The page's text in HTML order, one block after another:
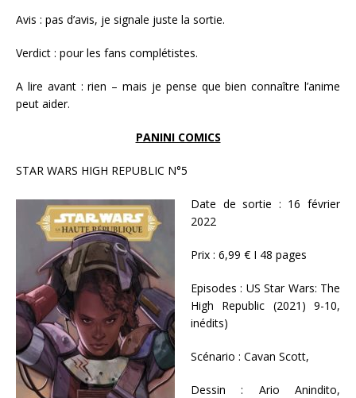
Avis : pas d’avis, je signale juste la sortie.
Verdict : pour les fans complétistes.
A lire avant : rien – mais je pense que bien connaître l’anime
peut aider.
PANINI COMICS
STAR WARS HIGH REPUBLIC N°5
Date de sortie : 16 février
2022
Prix : 6,99 € I 48 pages
Episodes : US Star Wars: The
High Republic (2021) 9-10,
inédits)
Scénario : Cavan Scott,
Dessin : Ario Anindito,